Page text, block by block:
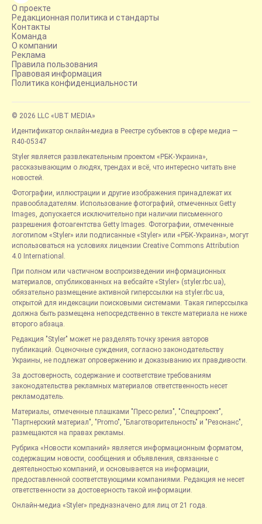
О проекте
Редакционная политика и стандарты
Контакты
Команда
О компании
Реклама
Правила пользования
Правовая информация
Политика конфиденциальности
© 2026 LLC «UBT MEDIA»
Идентификатор онлайн-медиа в Реестре субъектов в сфере медиа —
R40-05347
Styler является развлекательным проектом «РБК-Украина»,
рассказывающим о людях, трендах и всё, что интересно читать вне
новостей.
Фотографии, иллюстрации и другие изображения принадлежат их
правообладателям. Использование фотографий, отмеченных Getty
Images, допускается исключительно при наличии письменного
разрешения фотоагентства Getty Images. Фотографии, отмеченные
логотипом «Styler» или подписанные «Styler» или «РБК-Украина», могут
использоваться на условиях лицензии Creative Commons Attribution
4.0 International.
При полном или частичном воспроизведении информационных
материалов, опубликованных на вебсайте «Styler» (styler.rbc.ua),
обязательно размещение активной гиперссылки на styler.rbc.ua,
открытой для индексации поисковыми системами. Такая гиперссылка
должна быть размещена непосредственно в тексте материала не ниже
второго абзаца.
Редакция "Styler" может не разделять точку зрения авторов
публикаций. Оценочные суждения, согласно законодательству
Украины, не подлежат опровержению и доказыванию их правдивости.
За достоверность, содержание и соответствие требованиям
законодательства рекламных материалов ответственность несет
рекламодатель.
Материалы, отмеченные плашками "Пресс-релиз", "Спецпроект",
"Партнерский материал", "Promo", "Благотворительность" и "Резонанс",
размещаются на правах рекламы.
Рубрика «Новости компаний» является информационным форматом,
содержащим новости, сообщения и объявления, связанные с
деятельностью компаний, и основывается на информации,
предоставленной соответствующими компаниями. Редакция не несет
ответственности за достоверность такой информации.
Онлайн-медиа «Styler» предназначено для лиц от 21 года.